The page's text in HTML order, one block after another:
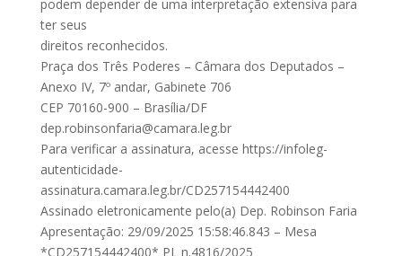
podem depender de uma interpretação extensiva para
ter seus
direitos reconhecidos.
Praça dos Três Poderes – Câmara dos Deputados –
Anexo IV, 7º andar, Gabinete 706
CEP 70160-900 – Brasília/DF
dep.robinsonfaria@camara.leg.br
Para verificar a assinatura, acesse https://infoleg-
autenticidade-
assinatura.camara.leg.br/CD257154442400
Assinado eletronicamente pelo(a) Dep. Robinson Faria
Apresentação: 29/09/2025 15:58:46.843 – Mesa
*CD257154442400* PL n.4816/2025